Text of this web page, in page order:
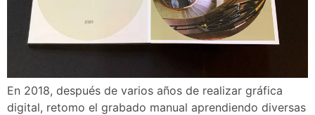
En 2018, después de varios años de realizar gráfica
digital, retomo el grabado manual aprendiendo diversas